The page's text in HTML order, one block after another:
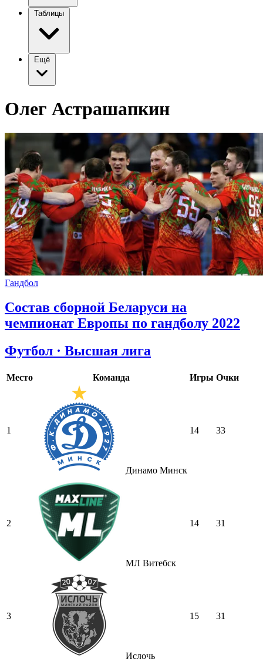
Таблицы
Ещё
Олег Астрашапкин
Гандбол
Состав сборной Беларуси на
чемпионат Европы по гандболу 2022
Футбол · Высшая лига
Место Команда Игры Очки
1
Динамо Минск
14 33
2
МЛ Витебск
14 31
3
Ислочь
15 31